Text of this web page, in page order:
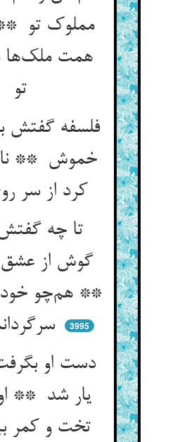
مملوک تو
همت ملک‌ها
تو
فلسفه گفتش
خموش **
کرد از سر روی‌پوش
تا چه گفتش
گوش از عشق
** هم‌چو خود
سرگردانش کرد
3995
دست او
یار شد **
تخت و کمر بیزار شد